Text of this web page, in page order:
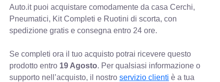
Auto.it puoi acquistare comodamente da casa Cerchi,
Pneumatici, Kit Completi e Ruotini di scorta, con
spedizione gratis e consegna entro 24 ore.
Se completi ora il tuo acquisto potrai ricevere questo
prodotto entro 19 Agosto. Per qualsiasi informazione o
supporto nell’acquisto, il nostroservizio clienti è a tua